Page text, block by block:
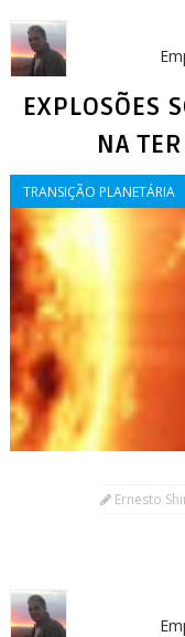
EXPLOSÕES
NA
TRANSIÇÃO PLANETÁRIA
Ernesto